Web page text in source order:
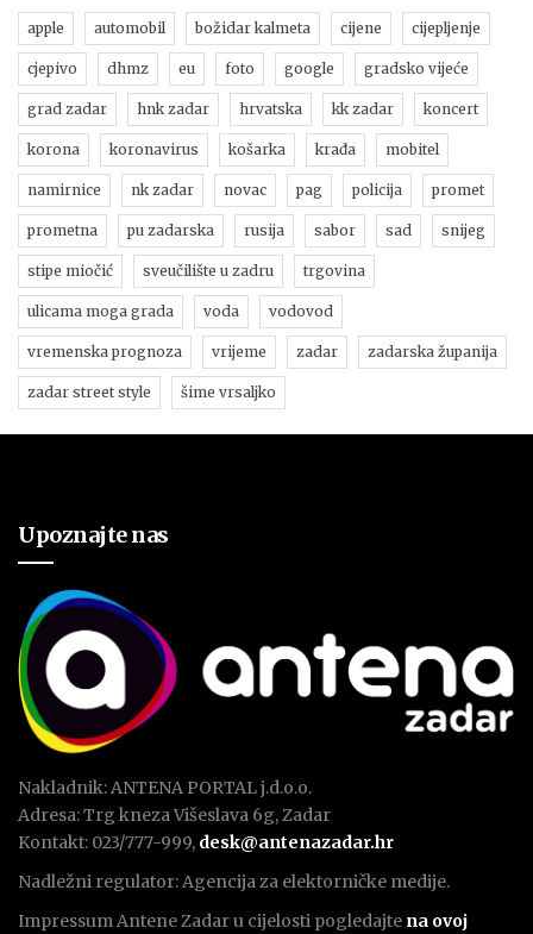
apple automobil božidar kalmeta cijene cijepljenje
cjepivo dhmz eu foto google gradsko vijeće
grad zadar hnk zadar hrvatska kk zadar koncert
korona koronavirus košarka krađa mobitel
namirnice nk zadar novac pag policija promet
prometna pu zadarska rusija sabor sad snijeg
stipe miočić sveučilište u zadru trgovina
ulicama moga grada voda vodovod
vremenska prognoza vrijeme zadar zadarska županija
zadar street style šime vrsaljko
Upoznajte nas
Nakladnik: ANTENA PORTAL j.d.o.o.
Adresa: Trg kneza Višeslava 6g, Zadar
Kontakt: 023/777-999, desk@antenazadar.hr
Nadležni regulator: Agencija za elektorničke medije.
Impressum Antene Zadar u cijelosti pogledajte na ovoj